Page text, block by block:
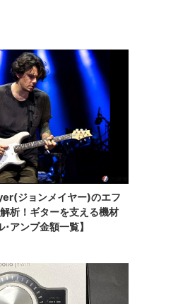
ジョンメイヤー)のエフ
析！ギターを支える機材
アンプ金額一覧】